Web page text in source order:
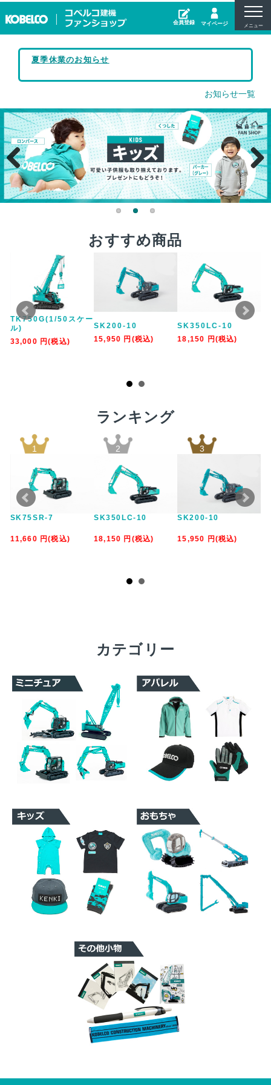
会員登録 マイページ
配送・送料
特定商取引法に基づく表示
夏季休業のお知らせ
お知らせ一覧
Previous Next
おすすめ商品
TK750G(1/50スケー
ル)
33,000 円(税込)
SK200-10
15,950 円 (税込)
SK350LC-10
18,150 円 (税込)
ランキング
1
SK75SR-7
11,660 円(税込)
2
SK350LC-10
18,150 円 (税込)
3
SK200-10
15,950 円 (税込)
カテゴリー